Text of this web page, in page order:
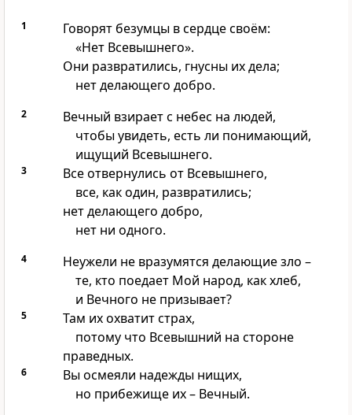
1
Говорят безумцы в сердце своём:
«Нет Всевышнего».
Они развратились, гнусны их дела;
нет делающего добро.
2
Вечный взирает с небес на людей,
чтобы увидеть, есть ли понимающий,
ищущий Всевышнего.
3
Все отвернулись от Всевышнего,
все, как один, развратились;
нет делающего добро,
нет ни одного.
4
Неужели не вразумятся делающие зло –
те, кто поедает Мой народ, как хлеб,
и Вечного не призывает?
5
Там их охватит страх,
потому что Всевышний на стороне
праведных.
6
Вы осмеяли надежды нищих,
но прибежище их – Вечный.